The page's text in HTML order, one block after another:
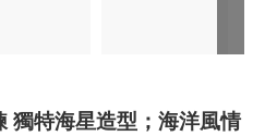
獨特海星造型；海洋風情